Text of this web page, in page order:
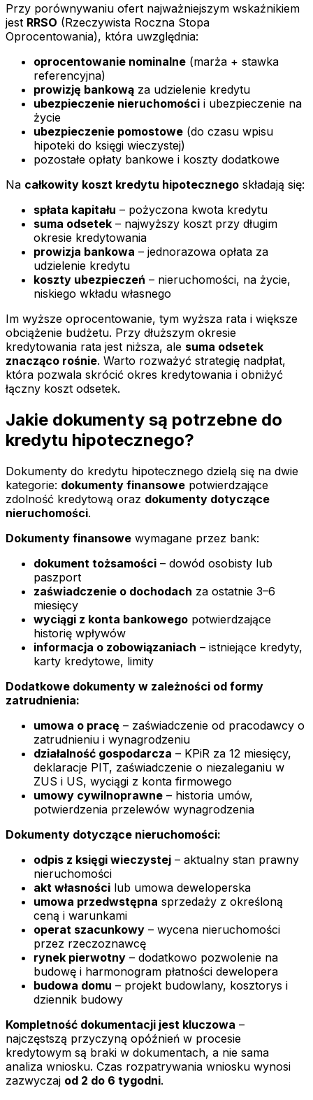
Przy porównywaniu ofert najważniejszym wskaźnikiem
jest RRSO (Rzeczywista Roczna Stopa
Oprocentowania), która uwzględnia:
oprocentowanie nominalne (marża + stawka
referencyjna)
prowizję bankową za udzielenie kredytu
ubezpieczenie nieruchomości i ubezpieczenie na
życie
ubezpieczenie pomostowe (do czasu wpisu
hipoteki do księgi wieczystej)
pozostałe opłaty bankowe i koszty dodatkowe
Na całkowity koszt kredytu hipotecznego składają się:
spłata kapitału – pożyczona kwota kredytu
suma odsetek – najwyższy koszt przy długim
okresie kredytowania
prowizja bankowa – jednorazowa opłata za
udzielenie kredytu
koszty ubezpieczeń – nieruchomości, na życie,
niskiego wkładu własnego
Im wyższe oprocentowanie, tym wyższa rata i większe
obciążenie budżetu. Przy dłuższym okresie
kredytowania rata jest niższa, ale suma odsetek
znacząco rośnie. Warto rozważyć strategię nadpłat,
która pozwala skrócić okres kredytowania i obniżyć
łączny koszt odsetek.
Jakie dokumenty są potrzebne do
kredytu hipotecznego?
Dokumenty do kredytu hipotecznego dzielą się na dwie
kategorie: dokumenty finansowe potwierdzające
zdolność kredytową oraz dokumenty dotyczące
nieruchomości.
Dokumenty finansowe wymagane przez bank:
dokument tożsamości – dowód osobisty lub
paszport
zaświadczenie o dochodach za ostatnie 3–6
miesięcy
wyciągi z konta bankowego potwierdzające
historię wpływów
informacja o zobowiązaniach – istniejące kredyty,
karty kredytowe, limity
Dodatkowe dokumenty w zależności od formy
zatrudnienia:
umowa o pracę – zaświadczenie od pracodawcy o
zatrudnieniu i wynagrodzeniu
działalność gospodarcza – KPiR za 12 miesięcy,
deklaracje PIT, zaświadczenie o niezaleganiu w
ZUS i US, wyciągi z konta firmowego
umowy cywilnoprawne – historia umów,
potwierdzenia przelewów wynagrodzenia
Dokumenty dotyczące nieruchomości:
odpis z księgi wieczystej – aktualny stan prawny
nieruchomości
akt własności lub umowa deweloperska
umowa przedwstępna sprzedaży z określoną
ceną i warunkami
operat szacunkowy – wycena nieruchomości
przez rzeczoznawcę
rynek pierwotny – dodatkowo pozwolenie na
budowę i harmonogram płatności dewelopera
budowa domu – projekt budowlany, kosztorys i
dziennik budowy
Kompletność dokumentacji jest kluczowa –
najczęstszą przyczyną opóźnień w procesie
kredytowym są braki w dokumentach, a nie sama
analiza wniosku. Czas rozpatrywania wniosku wynosi
zazwyczaj od 2 do 6 tygodni.